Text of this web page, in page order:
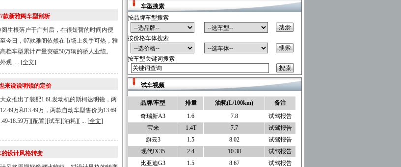
款新雅阁车型剖析
根落户于广州后，在很短暂的时间内便
今日，07款雅阁依然在市场上炙手可热，雅
档车型累计产量突破50万辆的骄人业绩。
观 ... [全文]
来说说明锐的定价
推出了装配1.6L发动机的斯柯达明锐，两
万和13.49万，两款自动车型售价为13.69
18.59万][配置][试车][油耗][ ... [全文]
设计风格转变
车型搜索
按品牌车型搜索
按价格车体搜索
按车型关键词搜索
试车视频
品牌/车型 排量 油耗(L/100km)
备注
奇瑞新A3
1.6 7.8
试驾报告
宝来
1.4T 7.7
试驾报告
旗云3
1.5 8.02
试驾报告
现代IX35
2.4 10.38
试驾报告
比亚迪G3
1.5 8.67 试驾报告